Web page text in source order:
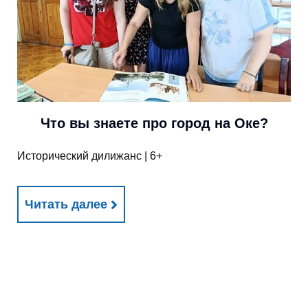
Что вы знаете про город на Оке?
Исторический дилижанс | 6+
Читать далее